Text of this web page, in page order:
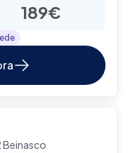
189€
Beinasco